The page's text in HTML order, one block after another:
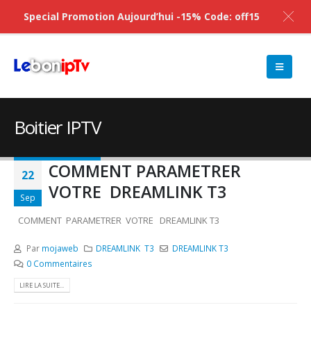
Boitier IPTV
22
Sep
COMMENT PARAMETRER
VOTRE DREAMLINK T3
COMMENT PARAMETRER VOTRE DREAMLINK T3
Par mojaweb DREAMLINK T3
DREAMLINK T3
0 Commentaires
LIRE LA SUITE...
Special Promotion Aujourd’hui -15% Code: off15